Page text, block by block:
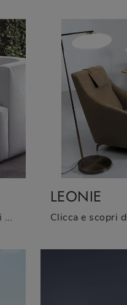
Salotti e Poltrone in pelle di Barzaghi Salotti: ti presentiamo il modello Mood in pelle per impreziosire i tuoi spazi.
LEONIE